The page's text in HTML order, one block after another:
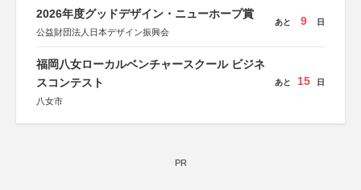
KADOKAWA、河出書房新社、幻冬舎、講談社、光文社、
集英社、小学館、祥伝社、新潮社、淡交社、ちいさいミシ
マ社、徳間書店、早川書房、PHP研究所、双葉社、文藝春
2026年度グッドデザイン・ニューホープ賞
公益財団法人日本デザイン振興会
あと 9 日
福岡八女ローカルベンチャースクール ビジネ
スコンテスト
八女市
あと 15 日
PR